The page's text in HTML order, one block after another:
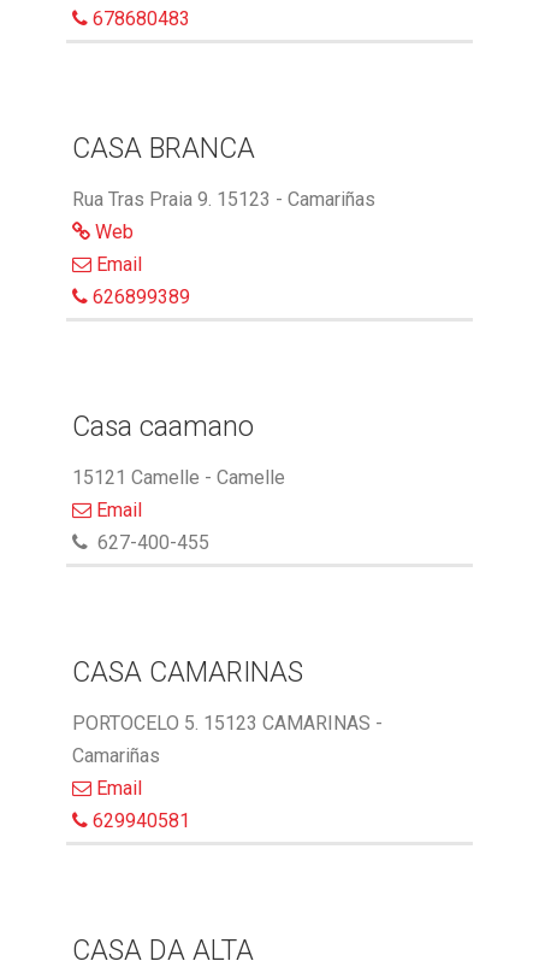
678680483
CASA BRANCA
Rua Tras Praia 9. 15123 - Camariñas
Web
Email
626899389
Casa caamano
15121 Camelle - Camelle
Email
627-400-455
CASA CAMARINAS
PORTOCELO 5. 15123 CAMARINAS -
Camariñas
Email
629940581
CASA DA ALTA